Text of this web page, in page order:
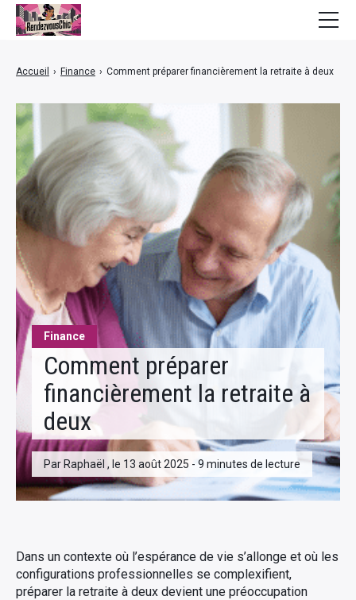
Finance
Comment préparer
financièrement la retraite à
deux
Par Raphaël , le 13 août 2025 - 9 minutes de lecture
Accueil › Finance › Comment préparer financièrement la retraite à deux
Dans un contexte où l’espérance de vie s’allonge et où les
configurations professionnelles se complexifient,
préparer la retraite à deux devient une préoccupation
Beauté
Lifestyle
Finance
Maison